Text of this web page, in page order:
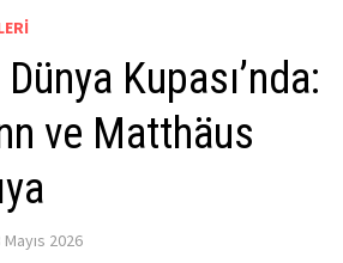
Kupası’nda:
ve Matthäus
Mayıs 2026